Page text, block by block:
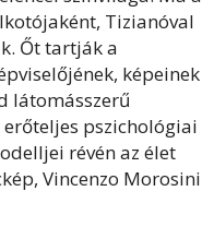
Tizianóval
Őt tartják a
képeinek
látomásszerű
pszichológiai
révén az élet
Vincenzo Morosini